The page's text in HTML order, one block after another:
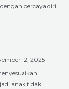
percaya diri.
12, 2025
anak tidak